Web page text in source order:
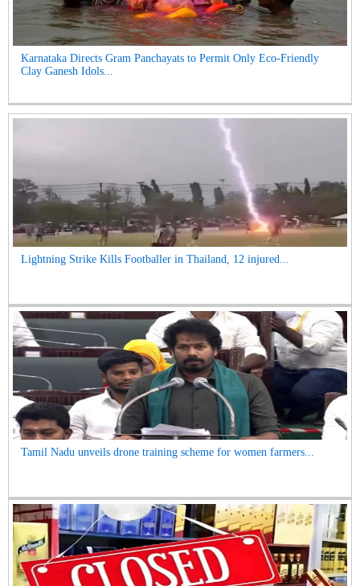
Karnataka Directs Gram Panchayats to Permit Only Eco-Friendly
Clay Ganesh Idols...
Lightning Strike Kills Footballer in Thailand, 12 injured...
Tamil Nadu unveils drone training scheme for women farmers...